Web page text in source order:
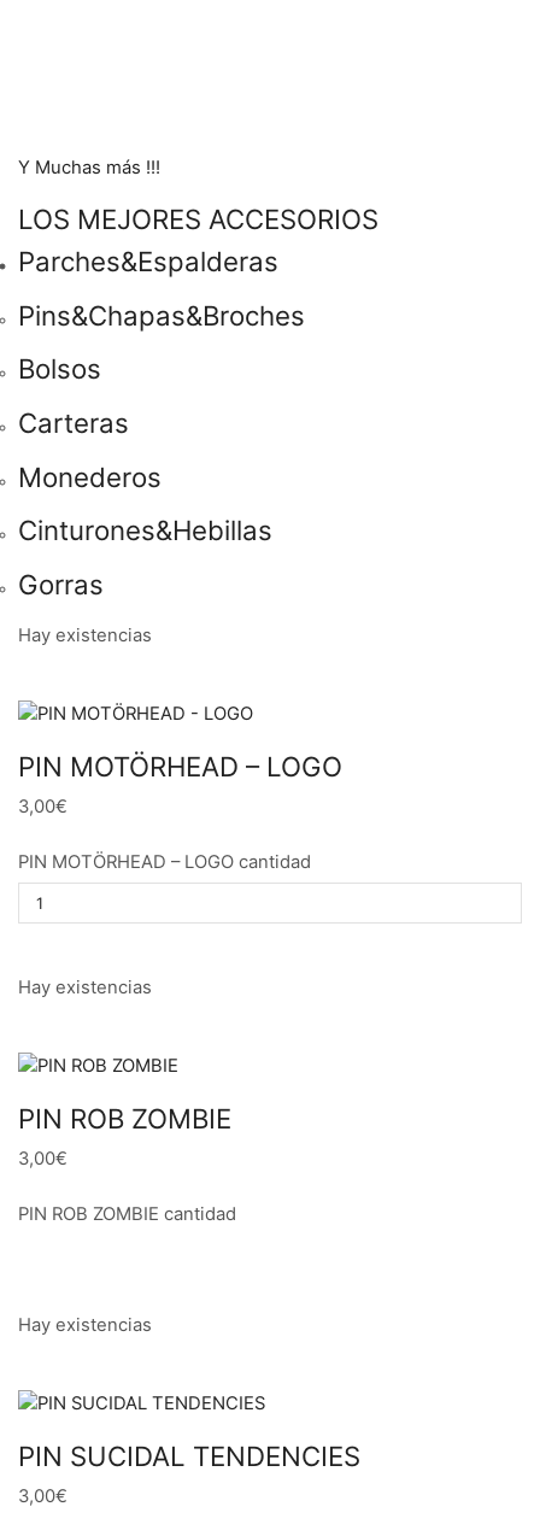
Y Muchas más !!!
LOS MEJORES ACCESORIOS
Parches&Espalderas
Pins&Chapas&Broches
Bolsos
Carteras
Monederos
Cinturones&Hebillas
Gorras
Hay existencias
PIN MOTÖRHEAD – LOGO
3,00€
PIN MOTÖRHEAD – LOGO cantidad
Hay existencias
PIN ROB ZOMBIE
3,00€
PIN ROB ZOMBIE cantidad
Hay existencias
PIN SUCIDAL TENDENCIES
3,00€